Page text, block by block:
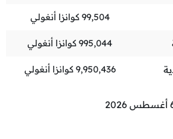
99,504 كوانزا أنغولي
995,044 كوانزا أنغولي
9,950,436 كوانزا أنغولي